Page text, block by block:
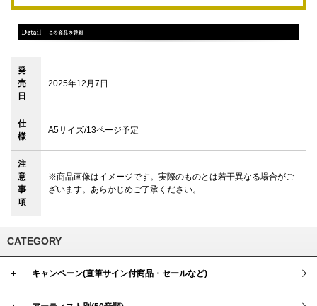
発
売
日
2025年12月7日
仕
様
A5サイズ/13ページ予定
注
意
事
項
※商品画像はイメージです。実際のものとは若干異なる場合がご
ざいます。あらかじめご了承ください。
CATEGORY
＋ キャンペーン(直筆サイン付商品・セールなど)